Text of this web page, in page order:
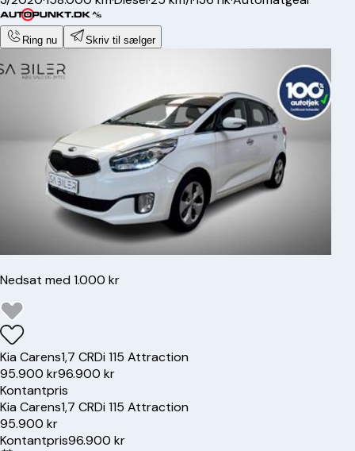
Ring nu Skriv til sælger
Nedsat med 1.000 kr
KiaCarens1,7 CRDi 115 Attraction
95.900 kr96.900 kr
Kontantpris
KiaCarens1,7 CRDi 115 Attraction
95.900 kr
Kontantpris96.900 kr